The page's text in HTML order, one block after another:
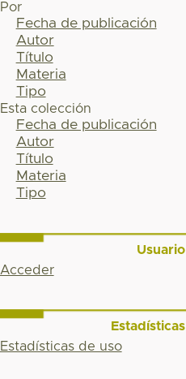
Por
Fecha de publicación
Autor
Título
Materia
Tipo
Esta colección
Fecha de publicación
Autor
Título
Materia
Tipo
Usuario
Acceder
Estadísticas
Estadísticas de uso